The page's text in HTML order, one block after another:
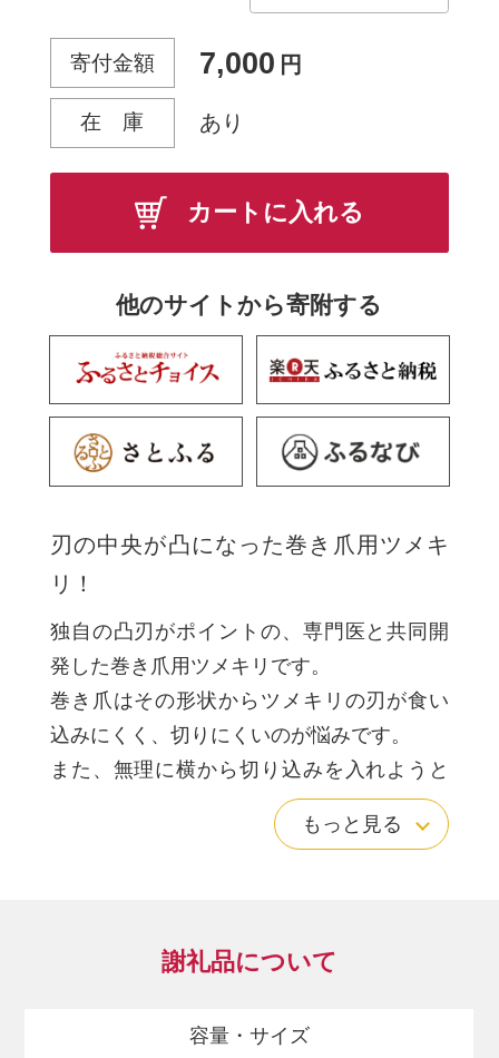
刃の中央が凸になった巻き爪用ツメキ
リ！
独自の凸刃がポイントの、専門医と共同開
発した巻き爪用ツメキリです。
巻き爪はその形状からツメキリの刃が食い
込みにくく、切りにくいのが悩みです。
また、無理に横から切り込みを入れようと
すると、爪が割れてしまう恐れがありま
巻き爪のケアには凸刃で爪の中心を切り、
ット」がおすすめです。
もっと見る
寄付金額 7,000 円
在 庫 あり
カートに入れる
他のサイトから寄附する
謝礼品について
容量・サイズ